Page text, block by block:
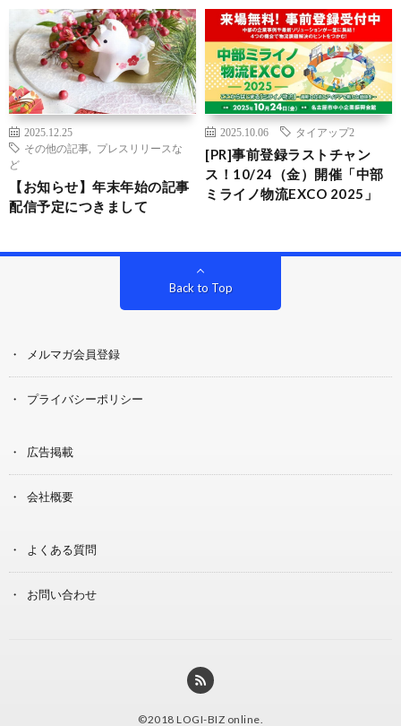
2025.12.25
その他の記事
プレスリリースな
ど
【お知らせ】年末年始の記事
配信予定につきまして
2025.10.06 タイアップ2
[PR]事前登録ラストチャン
ス！10/24（金）開催「中部
ミライノ物流EXCO 2025」
Back to Top
メルマガ会員登録
プライバシーポリシー
広告掲載
会社概要
よくある質問
お問い合わせ
©2018 LOGI-BIZ online